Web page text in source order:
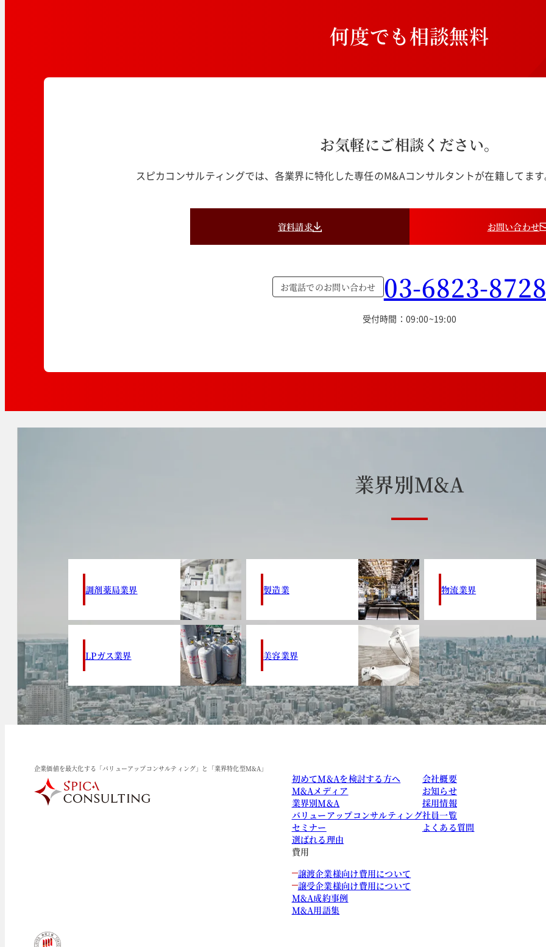
何度でも相談無料
お気軽にご相談ください。
スピカコンサルティングでは、各業界に特化した専任のM&Aコンサルタントが在籍してま
資料請求 お問い合わせ
お電話でのお問い合わせ 03-6823-
受付時間：09:00~19:00
業界別M&A
調剤薬局業界 製造業 物流業界
LPガス業界 美容業界
企業価値を最大化する「バリューアップコンサルティング」と「業界特化型M&A」
初めてM&Aを検討する方へ
M&Aメディア
業界別M&A
バリューアップコンサルティング
セミナー
選ばれる理由
費用
譲渡企業様向け費用について
譲受企業様向け費用について
M&A成約事例
M&A用語集
会社概要
お知らせ
採用情報
社員一覧
よくある質問